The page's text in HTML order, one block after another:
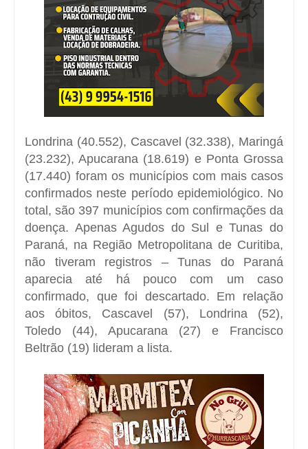
Londrina (40.552), Cascavel (32.338), Maringá
(23.232), Apucarana (18.619) e Ponta Grossa
(17.440) foram os municípios com mais casos
confirmados neste período epidemiológico. No
total, são 397 municípios com confirmações da
doença. Apenas Agudos do Sul e Tunas do
Paraná, na Região Metropolitana de Curitiba,
não tiveram registros – Tunas do Paraná
aparecia até há pouco com um caso
confirmado, que foi descartado. Em relação
aos óbitos, Cascavel (57), Londrina (52),
Toledo (44), Apucarana (27) e Francisco
Beltrão (19) lideram a lista.